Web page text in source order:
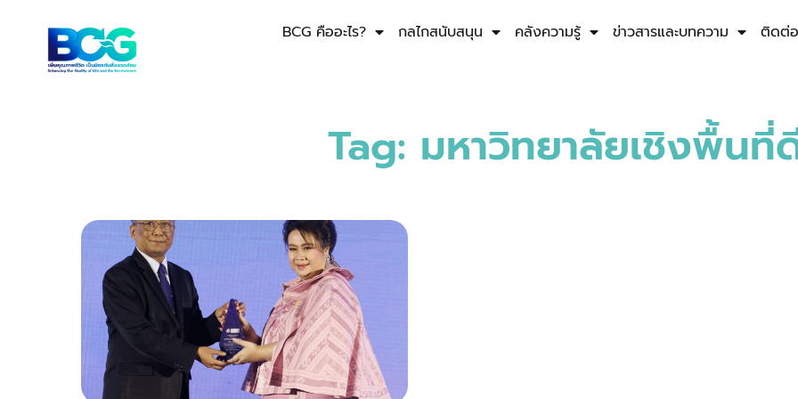
BCG คืออะไร? กลไกสนับสนุน คลังความรู้ ข่าวสารและบทความ ติดต่อ
Tag: มหาวิทยาลัยเชิงพื้นที่